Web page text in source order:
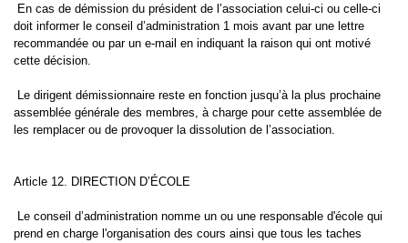
En cas de démission du président de l’association celui-ci ou celle-ci
doit informer le conseil d’administration 1 mois avant par une lettre
recommandée ou par un e-mail en indiquant la raison qui ont motivé
cette décision.
Le dirigent démissionnaire reste en fonction jusqu’à la plus prochaine
assemblée générale des membres, à charge pour cette assemblée de
les remplacer ou de provoquer la dissolution de l’association.
Article 12. DIRECTION D’ÉCOLE
Le conseil d’administration nomme un ou une responsable d'école qui
prend en charge l'organisation des cours ainsi que tous les taches